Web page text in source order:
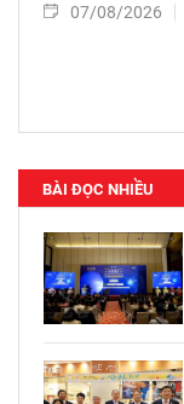
07/08/2026
BÀI ĐỌC NHIỀU